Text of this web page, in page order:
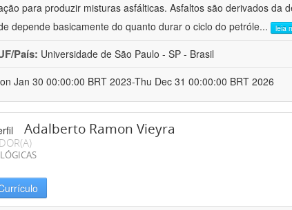
para produzir misturas asfálticas. Asfaltos são derivados da
depende basicamente do quanto durar o ciclo do petróle... leia
País: Universidade de São Paulo - SP - Brasil
Jan 30 00:00:00 BRT 2023-Thu Dec 31 00:00:00 BRT 2026
Adalberto Ramon Vieyra